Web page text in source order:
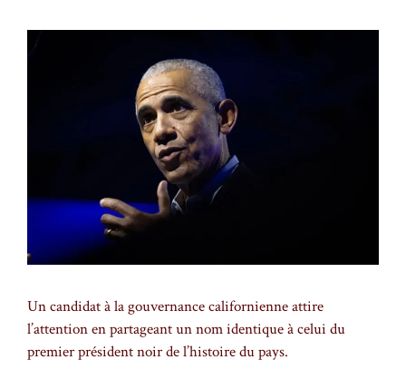
Un candidat à la gouvernance californienne attire
l’attention en partageant un nom identique à celui du
premier président noir de l’histoire du pays.